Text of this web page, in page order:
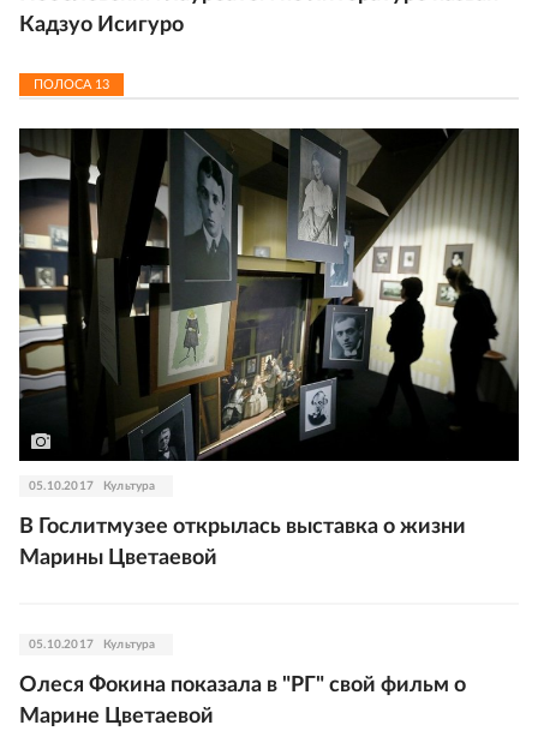
Кадзуо Исигуро
ПОЛОСА 13
05.10.2017 Культура
В Гослитмузее открылась выставка о жизни
Марины Цветаевой
05.10.2017 Культура
Олеся Фокина показала в "РГ" свой фильм о
Марине Цветаевой